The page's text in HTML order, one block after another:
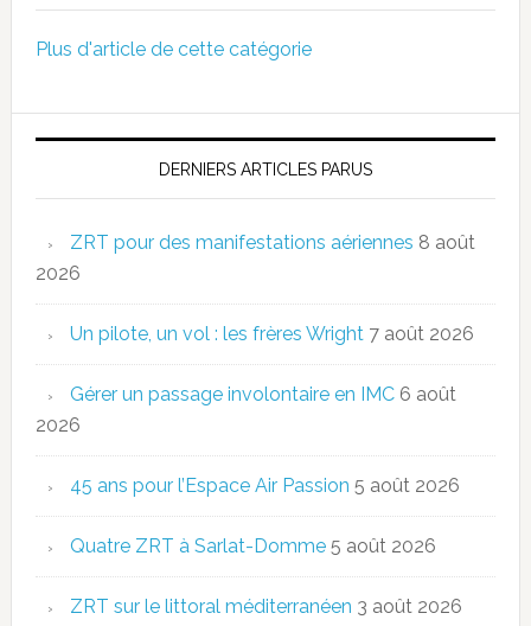
Plus d'article de cette catégorie
DERNIERS ARTICLES PARUS
ZRT pour des manifestations aériennes 8 août
2026
Un pilote, un vol : les frères Wright 7 août 2026
Gérer un passage involontaire en IMC 6 août
2026
45 ans pour l’Espace Air Passion 5 août 2026
Quatre ZRT à Sarlat-Domme 5 août 2026
ZRT sur le littoral méditerranéen 3 août 2026